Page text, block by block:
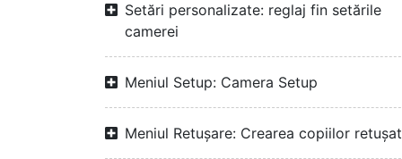
Setări personalizate: reglaj fin setările
camerei
Meniul Setup: Camera Setup
Meniul Retușare: Crearea copiilor